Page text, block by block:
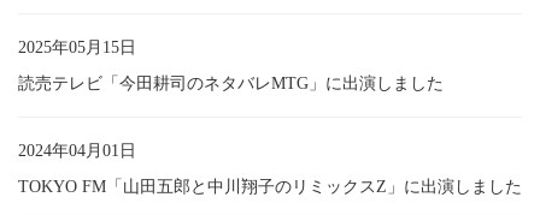
2025年05月15日
読売テレビ「今田耕司のネタバレMTG」に出演しました
2024年04月01日
TOKYO FM「山田五郎と中川翔子のリミックスZ」に出演しました